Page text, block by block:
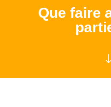
Que faire
"